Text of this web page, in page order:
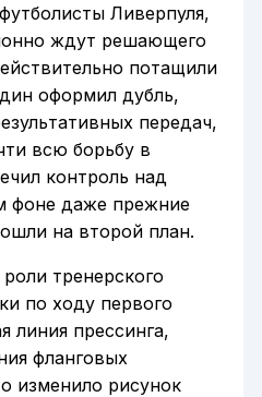
Ливерпуля,
ждут решающего
потащили
оформил дубль,
передач,
всю борьбу в
контроль над
фоне даже прежние
на второй план.
тренерского
по ходу первого
линия прессинга,
фланговых
изменило рисунок